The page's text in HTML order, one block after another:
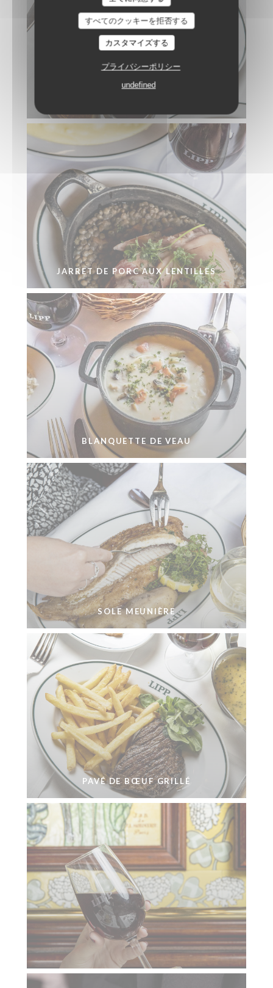
すべてのクッキーを拒否する
カスタマイズする
プライバシーポリシー
undefined
JARRET DE PORC AUX LENTILLES
BLANQUETTE DE VEAU
SOLE MEUNIÈRE
PAVÉ DE BŒUF GRILLÉ